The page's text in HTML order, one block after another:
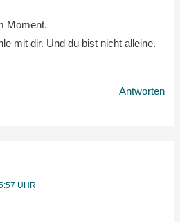
Moment.
mit dir. Und du bist nicht alleine.
Antworten
UHR